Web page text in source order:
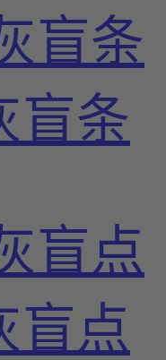
盲条
盲点